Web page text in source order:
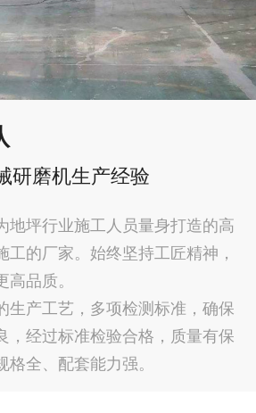
研磨机生产经验
地坪行业施工人员量身打造的高
工的厂家。始终坚持工匠精神，
品质。
生产工艺，多项检测标准，确保
，经过标准检验合格，质量有保
全、配套能力强。